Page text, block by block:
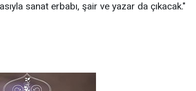
sanat erbabı, şair ve yazar da çıkacak."